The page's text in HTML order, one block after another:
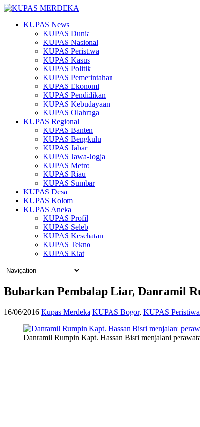
KUPAS News
KUPAS Dunia
KUPAS Nasional
KUPAS Peristiwa
KUPAS Kasus
KUPAS Politik
KUPAS Pemerintahan
KUPAS Ekonomi
KUPAS Pendidikan
KUPAS Kebudayaan
KUPAS Olahraga
KUPAS Regional
KUPAS Banten
KUPAS Bengkulu
KUPAS Jabar
KUPAS Jawa-Jogja
KUPAS Metro
KUPAS Riau
KUPAS Sumbar
KUPAS Desa
KUPAS Kolom
KUPAS Aneka
KUPAS Profil
KUPAS Seleb
KUPAS Kesehatan
KUPAS Tekno
KUPAS Kiat
Bubarkan Pembalap Liar, Danramil
16/06/2016 Kupas Merdeka KUPAS Bogor, KUPAS Peristiwa
Danramil Rumpin Kapt. Hassan Bisri menjalani